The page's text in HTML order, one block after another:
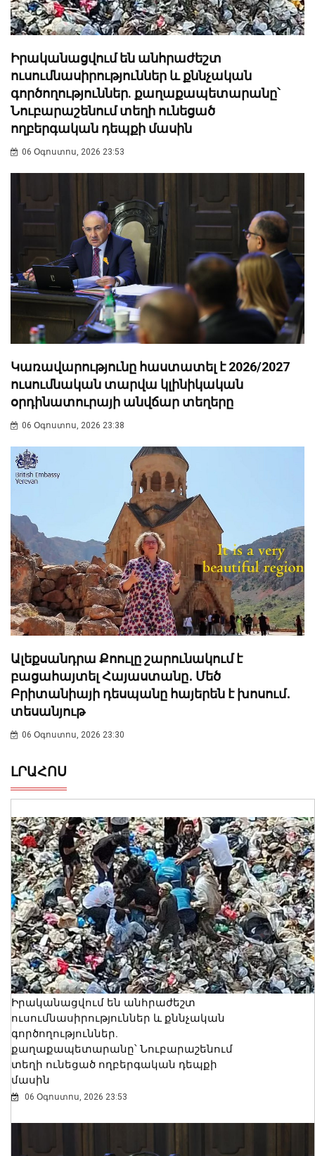
Իրականացվում են անհրաժեշտ
ուսումնասիրություններ և քննչական
գործողություններ. քաղաքապետարանը՝
Նուբարաշենում տեղի ունեցած
ողբերգական դեպքի մասին
06 Օգոստոս, 2026 23:53
Կառավարությունը հաստատել է 2026/2027
ուսումնական տարվա կլինիկական
օրդինատուրայի անվճար տեղերը
06 Օգոստոս, 2026 23:38
Ալեքսանդրա Քոուլը շարունակում է
բացահայտել Հայաստանը․ Մեծ
Բրիտանիայի դեսպանը հայերեն է խոսում․
տեսանյութ
06 Օգոստոս, 2026 23:30
ԼՐԱՀՈՍ
Իրականացվում են անհրաժեշտ
ուսումնասիրություններ և քննչական
գործողություններ.
քաղաքապետարանը՝ Նուբարաշենում
տեղի ունեցած ողբերգական դեպքի
մասին
06 Օգոստոս, 2026 23:53